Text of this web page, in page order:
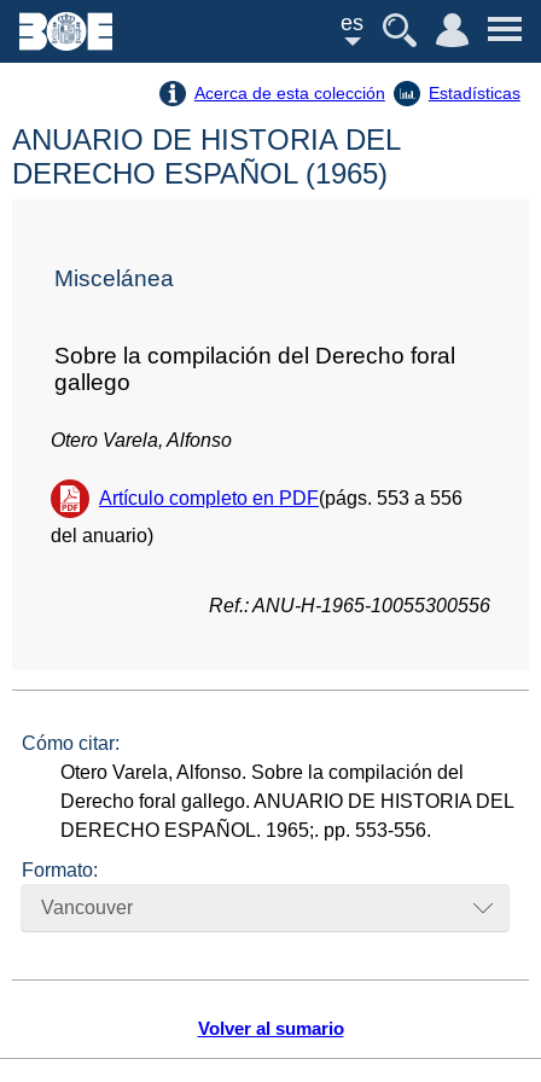
es
Acerca de esta colección Estadísticas
Volver al sumario
ANUARIO DE HISTORIA DEL
DERECHO ESPAÑOL (1965)
Miscelánea
Sobre la compilación del Derecho foral
gallego
Otero Varela, Alfonso
Artículo completo en PDF(págs. 553 a 556
del anuario)
Ref.: ANU-H-1965-10055300556
Cómo citar:
Otero Varela, Alfonso. Sobre la compilación del
Derecho foral gallego. ANUARIO DE HISTORIA DEL
DERECHO ESPAÑOL. 1965;. pp. 553-556.
Formato:
Vancouver